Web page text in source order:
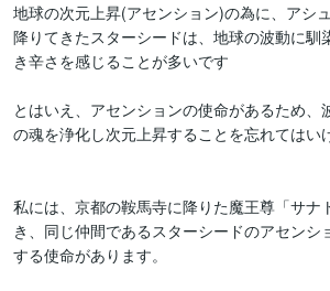
地球の次元上昇(アセンション)の為に、アシ
降りてきたスターシードは、地球の波動に馴
き辛さを感じることが多いです
とはいえ、アセンションの使命があるため、
の魂を浄化し次元上昇することを忘れてはい
私には、京都の鞍馬寺に降りた魔王尊「サナ
き、同じ仲間であるスターシードのアセンシ
する使命があります。